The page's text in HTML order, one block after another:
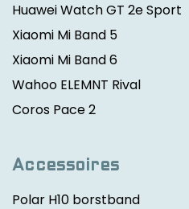
Huawei Watch GT 2e Sport
Xiaomi Mi Band 5
Xiaomi Mi Band 6
Wahoo ELEMNT Rival
Coros Pace 2
Accessoires
Polar H10 borstband